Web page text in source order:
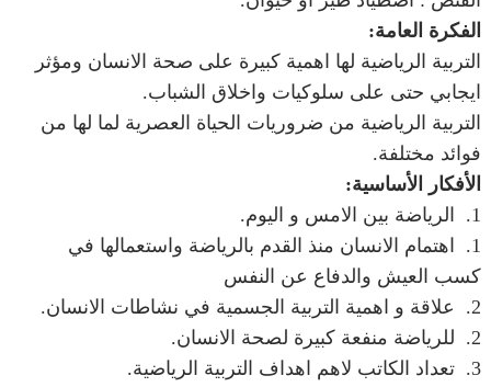
الفكرة العامة:
التربية الرياضية لها اهمية كبيرة على صحة الانسان ومؤثر
ايجابي حتى على سلوكيات واخلاق الشباب.
التربية الرياضية من ضروريات الحياة العصرية لما لها من
فوائد مختلفة.
الأفكار الأساسية:
1. الرياضة بين الامس و اليوم.
1. اهتمام الانسان منذ القدم بالرياضة واستعمالها في
كسب العيش والدفاع عن النفس
2. علاقة و اهمية التربية الجسمية في نشاطات الانسان.
2. للرياضة منفعة كبيرة لصحة الانسان.
3. تعداد الكاتب لاهم اهداف التربية الرياضية.